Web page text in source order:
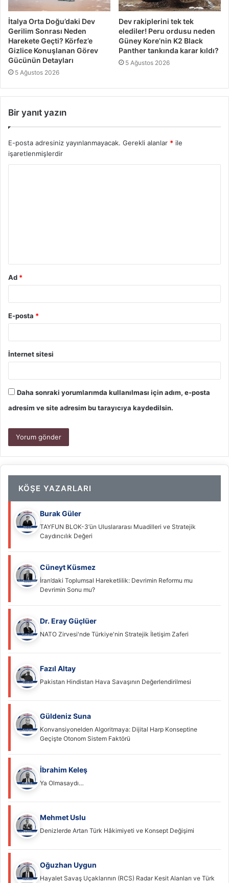
İtalya Orta Doğu’daki Dev
Gerilim Sonrası Neden
Harekete Geçti? Körfez’e
Gizlice Konuşlanan Görev
Gücünün Detayları
5 Ağustos 2026
Dev rakiplerini tek tek
elediler! Peru ordusu neden
Güney Kore’nin K2 Black
Panther tankında karar kıldı?
5 Ağustos 2026
Bir yanıt yazın
E-posta adresiniz yayınlanmayacak. Gerekli alanlar * ile
işaretlenmişlerdir
Ad *
E-posta *
İnternet sitesi
Daha sonraki yorumlarımda kullanılması için adım, e-posta
adresim ve site adresim bu tarayıcıya kaydedilsin.
KÖŞE YAZARLARI
Burak Güler
TAYFUN BLOK-3’ün Uluslararası Muadilleri ve Stratejik
Caydırıcılık Değeri
Cüneyt Küsmez
İran’daki Toplumsal Hareketlilik: Devrimin Reformu mu
Devrimin Sonu mu?
Dr. Eray Güçlüer
NATO Zirvesi'nde Türkiye'nin Stratejik İletişim Zaferi
Fazıl Altay
Pakistan Hindistan Hava Savaşının Değerlendirilmesi
Güldeniz Suna
Konvansiyonelden Algoritmaya: Dijital Harp Konseptine
Geçişte Otonom Sistem Faktörü
İbrahim Keleş
Ya Olmasaydı…
Mehmet Uslu
Denizlerde Artan Türk Hâkimiyeti ve Konsept Değişimi
Oğuzhan Uygun
Hayalet Savaş Uçaklarının (RCS) Radar Kesit Alanları ve Türk